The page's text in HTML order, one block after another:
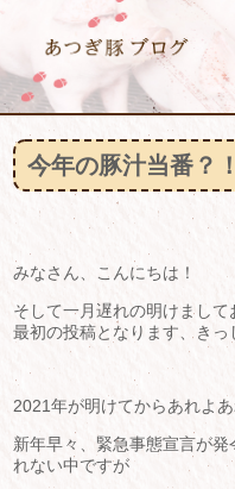
今年の豚汁当番？！
みなさん、こんにちは！
そして一月遅れの明けまし
最初の投稿となります、きっ
2021年が明けてからあれよあ
新年早々、緊急事態宣言が
れない中ですが